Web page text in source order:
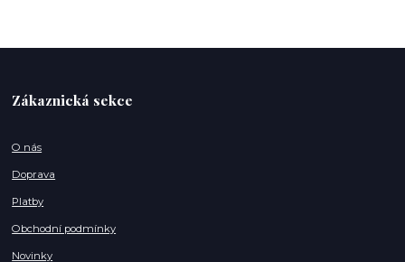
Zákaznická sekce
O nás
Doprava
Platby
Obchodní podmínky
Novinky